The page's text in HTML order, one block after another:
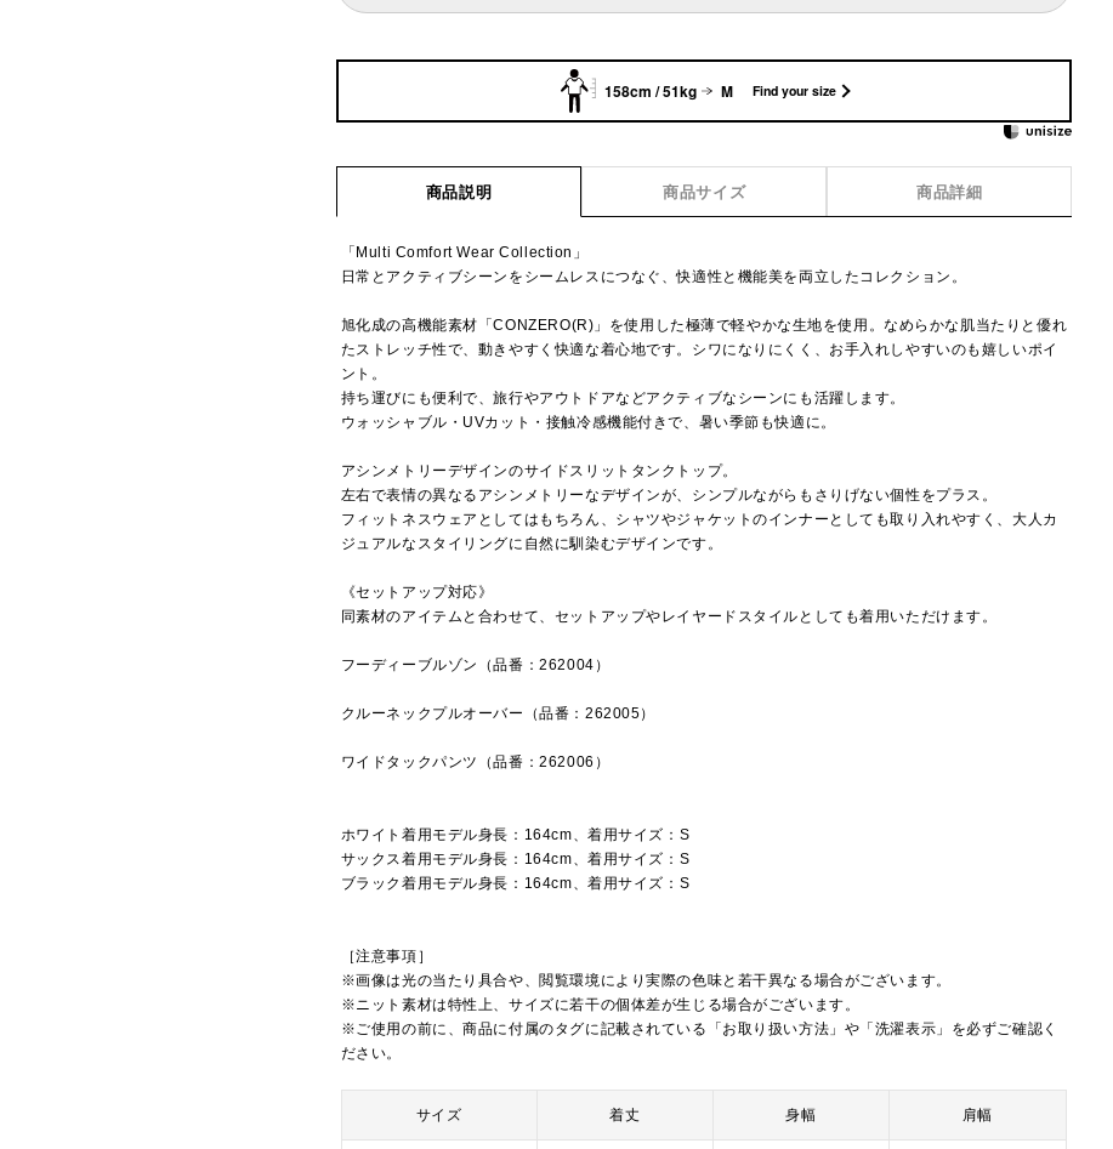
158cm / 51kg M Find your size
商品説明 商品サイズ 商品詳細
「Multi Comfort Wear Collection」
日常とアクティブシーンをシームレスにつなぐ、快適性と機能美を両立したコレクション。
旭化成の高機能素材「CONZERO(R)」を使用した極薄で軽やかな生地を使用。なめらかな肌当たりと優れ
たストレッチ性で、動きやすく快適な着心地です。シワになりにくく、お手入れしやすいのも嬉しいポイ
ント。
持ち運びにも便利で、旅行やアウトドアなどアクティブなシーンにも活躍します。
ウォッシャブル・UVカット・接触冷感機能付きで、暑い季節も快適に。
アシンメトリーデザインのサイドスリットタンクトップ。
左右で表情の異なるアシンメトリーなデザインが、シンプルながらもさりげない個性をプラス。
フィットネスウェアとしてはもちろん、シャツやジャケットのインナーとしても取り入れやすく、大人カ
ジュアルなスタイリングに自然に馴染むデザインです。
《セットアップ対応》
同素材のアイテムと合わせて、セットアップやレイヤードスタイルとしても着用いただけます。
フーディーブルゾン（品番：262004）
クルーネックプルオーバー（品番：262005）
ワイドタックパンツ（品番：262006）
ホワイト着用モデル身長：164cm、着用サイズ：S
サックス着用モデル身長：164cm、着用サイズ：S
ブラック着用モデル身長：164cm、着用サイズ：S
［注意事項］
※画像は光の当たり具合や、閲覧環境により実際の色味と若干異なる場合がございます。
※ニット素材は特性上、サイズに若干の個体差が生じる場合がございます。
※ご使用の前に、商品に付属のタグに記載されている「お取り扱い方法」や「洗濯表示」を必ずご確認く
ださい。
サイズ 着丈 身幅 肩幅